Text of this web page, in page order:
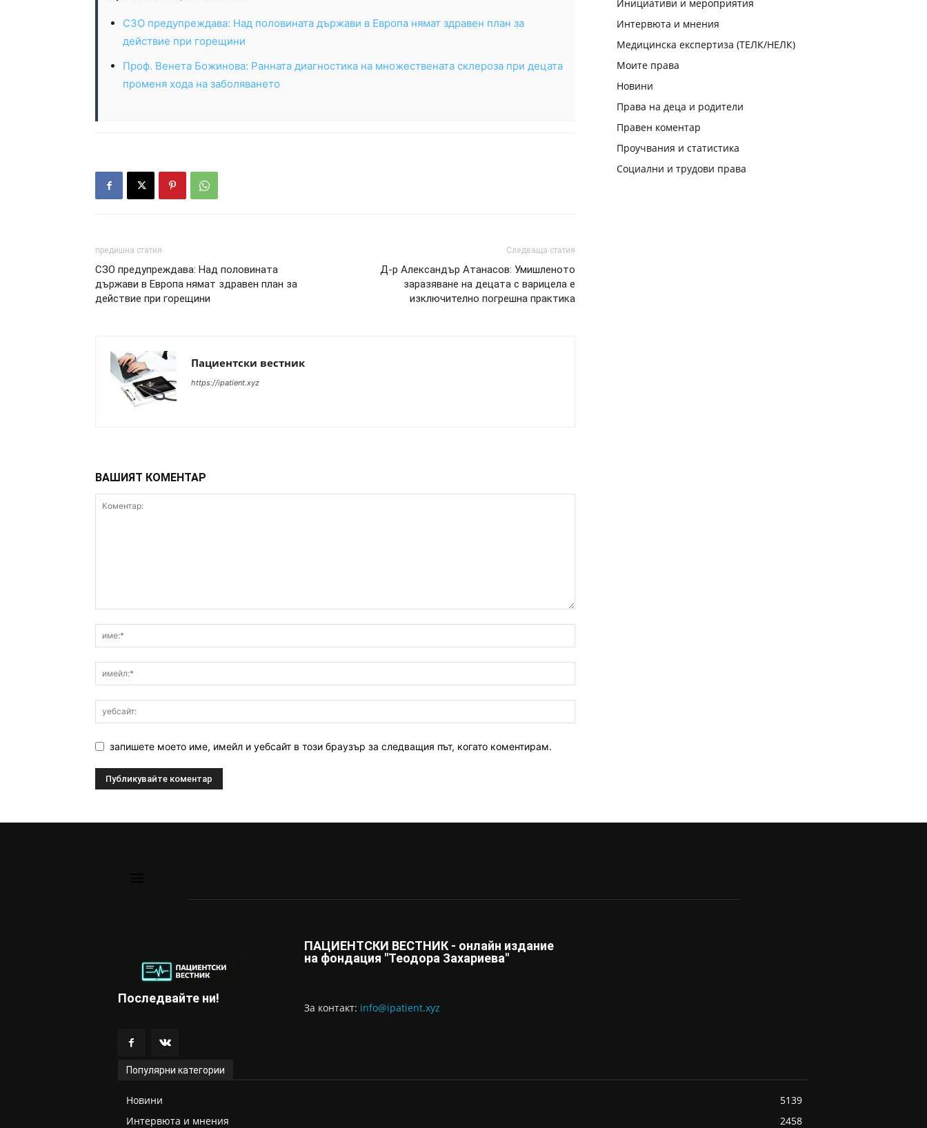
СЗО предупреждава: Над половината държави в Европа нямат здравен план за
действие при горещини
Проф. Венета Божинова: Ранната диагностика на множествената склероза при децата
променя хода на заболяването
предишна статия
СЗО предупреждава: Над половината
държави в Европа нямат здравен план за
действие при горещини
Следваща статия
Д-р Александър Атанасов: Умишленото
заразяване на децата с варицела е
изключително погрешна практика
Пациентски вестник
https://ipatient.xyz
ВАШИЯТ КОМЕНТАР
запишете моето име, имейл и уебсайт в този браузър за следващия път, когато коментирам.
Инициативи и мероприятия
Интервюта и мнения
Медицинска експертиза (ТЕЛК/НЕЛК)
Моите права
Новини
Права на деца и родители
Правен коментар
Проучвания и статистика
Социални и трудови права
Последвайте ни!
ПАЦИЕНТСКИ ВЕСТНИК - онлайн издание
на фондация "Теодора Захариева"
За контaкт: info@ipatient.xyz
Популярни категории
Новини
5139
Интервюта и мнения
2458